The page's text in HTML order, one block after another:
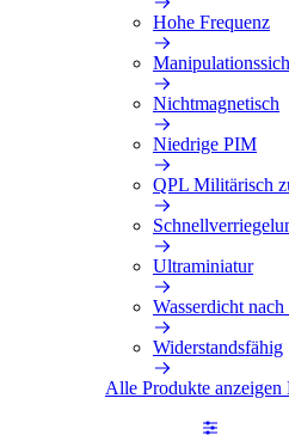
Hohe Frequenz
Nichtmagnetisch
Niedrige PIM
QPL Militärisch
Ultraminiatur
Wasserdicht nach
Widerstandsfähig
Alle Produkte anzeigen